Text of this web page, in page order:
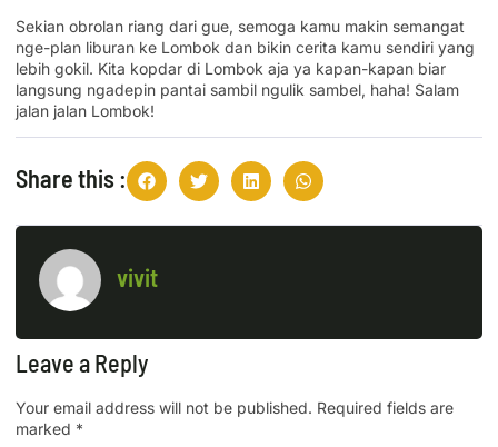
Sekian obrolan riang dari gue, semoga kamu makin semangat
nge-plan liburan ke Lombok dan bikin cerita kamu sendiri yang
lebih gokil. Kita kopdar di Lombok aja ya kapan-kapan biar
langsung ngadepin pantai sambil ngulik sambel, haha! Salam
jalan jalan Lombok!
Share this :
vivit
Leave a Reply
Your email address will not be published. Required fields are
marked *